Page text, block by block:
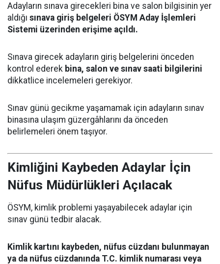
Adayların sınava girecekleri bina ve salon bilgisinin yer
aldığı sınava giriş belgeleri ÖSYM Aday İşlemleri
Sistemi üzerinden erişime açıldı.
Sınava girecek adayların giriş belgelerini önceden
kontrol ederek bina, salon ve sınav saati bilgilerini
dikkatlice incelemeleri gerekiyor.
Sınav günü gecikme yaşamamak için adayların sınav
binasına ulaşım güzergâhlarını da önceden
belirlemeleri önem taşıyor.
Kimliğini Kaybeden Adaylar İçin
Nüfus Müdürlükleri Açılacak
ÖSYM, kimlik problemi yaşayabilecek adaylar için
sınav günü tedbir alacak.
Kimlik kartını kaybeden, nüfus cüzdanı bulunmayan
ya da nüfus cüzdanında T.C. kimlik numarası veya